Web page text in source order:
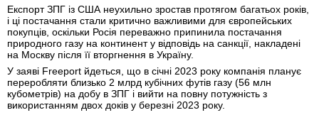
Експорт ЗПГ із США неухильно зростав протягом багатьох років,
і ці постачання стали критично важливими для європейських
покупців, оскільки Росія переважно припинила постачання
природного газу на континент у відповідь на санкції, накладені
на Москву після її вторгнення в Україну.
У заяві Freeport йдеться, що в січні 2023 року компанія планує
переробляти близько 2 млрд кубічних футів газу (56 млн
кубометрів) на добу в ЗПГ і вийти на повну потужність з
використанням двох доків у березні 2023 року.